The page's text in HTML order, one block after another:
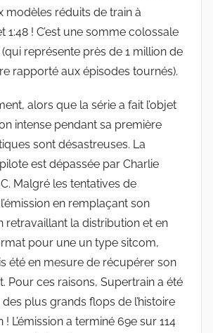
modèles réduits de train à
1:48 ! C’est une somme colossale
représente près de 1 million de
rapporté aux épisodes tournés).
alors que la série a fait l’objet
intense pendant sa première
sont désastreuses. La
est dépassée par Charlie
Malgré les tentatives de
en remplaçant son
retravaillant la distribution et en
pour une un type sitcom,
été en mesure de récupérer son
Pour ces raisons, Supertrain a été
des plus grands flops de l’histoire
L’émission a terminé 69e sur 114